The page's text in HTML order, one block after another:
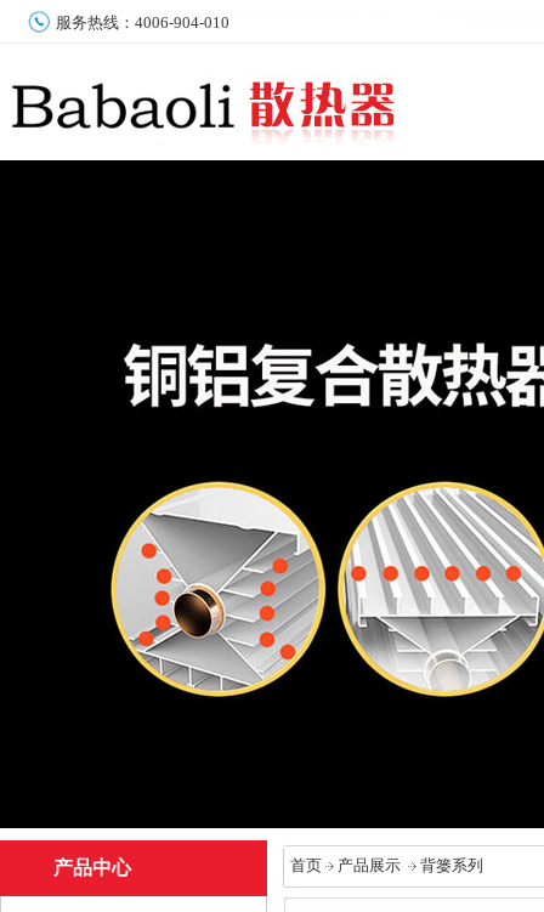
服务热线：4006-904-010
产品中心 首页 产品展示 背篓系列